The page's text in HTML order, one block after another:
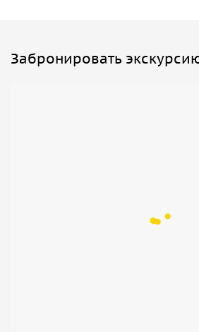
Забронировать